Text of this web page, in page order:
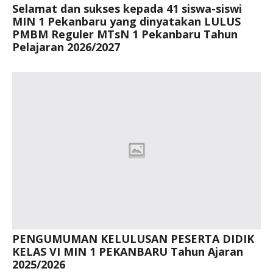
Selamat dan sukses kepada 41 siswa-siswi
MIN 1 Pekanbaru yang dinyatakan LULUS
PMBM Reguler MTsN 1 Pekanbaru Tahun
Pelajaran 2026/2027
PENGUMUMAN KELULUSAN PESERTA DIDIK
KELAS VI MIN 1 PEKANBARU Tahun Ajaran
2025/2026